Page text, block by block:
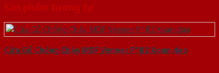
Sản phẩm tương tự
Cửa Gỗ Chống Cháy MDF Veneer P1R2 Xoan dao